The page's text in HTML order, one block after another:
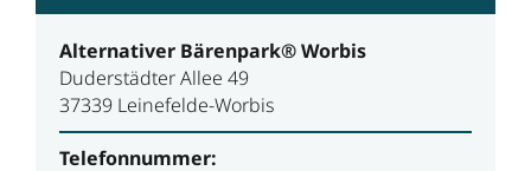
Alternativer Bärenpark® Worbis
Duderstädter Allee 49
37339 Leinefelde-Worbis
Telefonnummer: